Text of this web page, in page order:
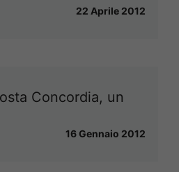
22 Aprile 2012
Concordia, un
16 Gennaio 2012